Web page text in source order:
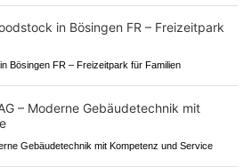
Bösingen FR – Freizeitpark für Familien
Gebäudetechnik mit Kompetenz und Service